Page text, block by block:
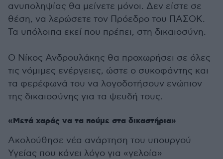
ανυποληψίας θα μείνετε μόνοι. Δεν είστε σε
θέση, να λερώσετε τον Πρόεδρο του ΠΑΣΟΚ.
Τα υπόλοιπα εκεί που πρέπει, στη δικαιοσύνη.
Ο Νίκος Ανδρουλάκης θα προχωρήσει σε όλες
τις νόμιμες ενέργειες, ώστε ο συκοφάντης και
τα φερέφωνά του να λογοδοτήσουν ενώπιον
της δικαιοσύνης για τα ψευδή τους.
«Μετά χαράς να τα πούμε στα δικαστήρια»
Ακολούθησε νέα ανάρτηση του υπουργού
Υγείας που κάνει λόγο για «γελοία»